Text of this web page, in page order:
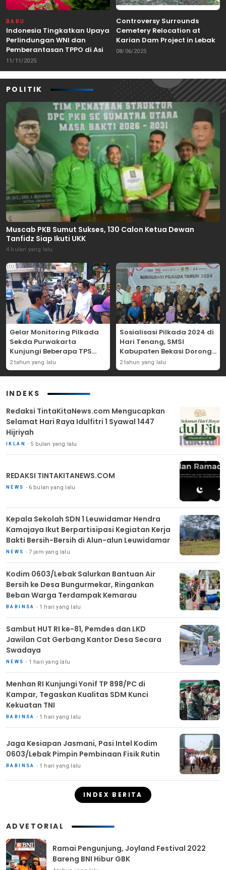
BARU
Indonesia Tingkatkan Upaya
Perlindungan WNI dan
Pemberantasan TPPO di Asia
Tenggara
11/11/2025
Controversy Surrounds
Cemetery Relocation at
Karian Dam Project in Lebak,
Banten
08/06/2025
POLITIK
Muscab PKB Sumut Sukses, 130 Calon Ketua Dewan
Tanfidz Siap Ikuti UKK
4 bulan yang lalu
Gelar Monitoring Pilkada
Sekda Purwakarta
Kunjungi Beberapa TPS
Yang Ada Di Purwakarta
2 tahun yang lalu
Sosialisasi Pilkada 2024 di
Hari Tenang, SMSI
Kabupaten Bekasi Dorong
Angka Partisipasi
Masyarakat
2 tahun yang lalu
INDEKS
Redaksi TintaKitaNews.com Mengucapkan
Selamat Hari Raya Idulfitri 1 Syawal 1447
Hijriyah
IKLAN 5 bulan yang lalu
REDAKSI TINTAKITANEWS.COM
NEWS 6 bulan yang lalu
Kepala Sekolah SDN 1 Leuwidamar Hendra
Kamajaya Ikut Berpartisipasi Kegiatan Kerja
Bakti Bersih-Bersih di Alun-alun Leuwidamar
NEWS 7 jam yang lalu
Kodim 0603/Lebak Salurkan Bantuan Air
Bersih ke Desa Bungurmekar, Ringankan
Beban Warga Terdampak Kemarau
BABINSA 1 hari yang lalu
Sambut HUT RI ke-81, Pemdes dan LKD
Jawilan Cat Gerbang Kantor Desa Secara
Swadaya
NEWS 1 hari yang lalu
Menhan RI Kunjungi Yonif TP 898/PC di
Kampar, Tegaskan Kualitas SDM Kunci
Kekuatan TNI
BABINSA 1 hari yang lalu
Jaga Kesiapan Jasmani, Pasi Intel Kodim
0603/Lebak Pimpin Pembinaan Fisik Rutin
BABINSA 1 hari yang lalu
INDEX BERITA
ADVETORIAL
Ramai Pengunjung, Joyland Festival 2022
Bareng BNI Hibur GBK